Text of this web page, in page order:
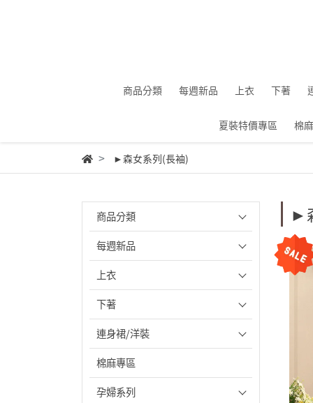
商品分類 每週新品 上衣 下著
夏裝特價專區 棉
►森女系列(長袖)
商品分類
每週新品
上衣
下著
連身裙/洋裝
棉麻專區
孕婦系列
►